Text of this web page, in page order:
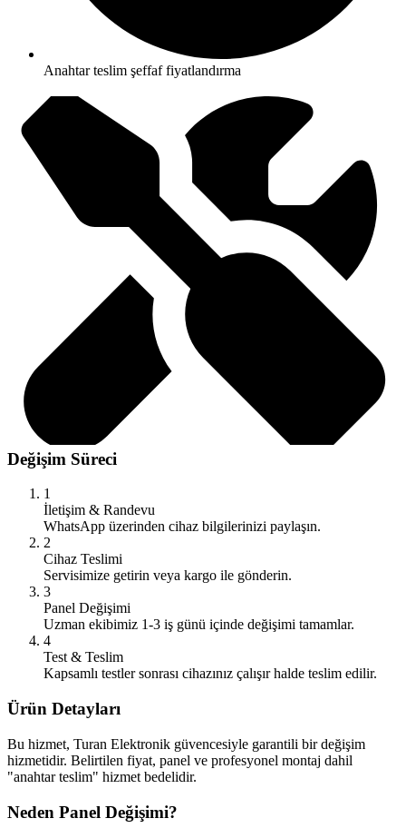
Anahtar teslim şeffaf fiyatlandırma
Değişim Süreci
1
İletişim & Randevu
WhatsApp üzerinden cihaz bilgilerinizi paylaşın.
2
Cihaz Teslimi
Servisimize getirin veya kargo ile gönderin.
3
Panel Değişimi
Uzman ekibimiz 1-3 iş günü içinde değişimi tamamlar.
4
Test & Teslim
Kapsamlı testler sonrası cihazınız çalışır halde teslim edilir.
Ürün Detayları
Bu hizmet, Turan Elektronik güvencesiyle garantili bir değişim
hizmetidir. Belirtilen fiyat, panel ve profesyonel montaj dahil
"anahtar teslim" hizmet bedelidir.
Neden Panel Değişimi?